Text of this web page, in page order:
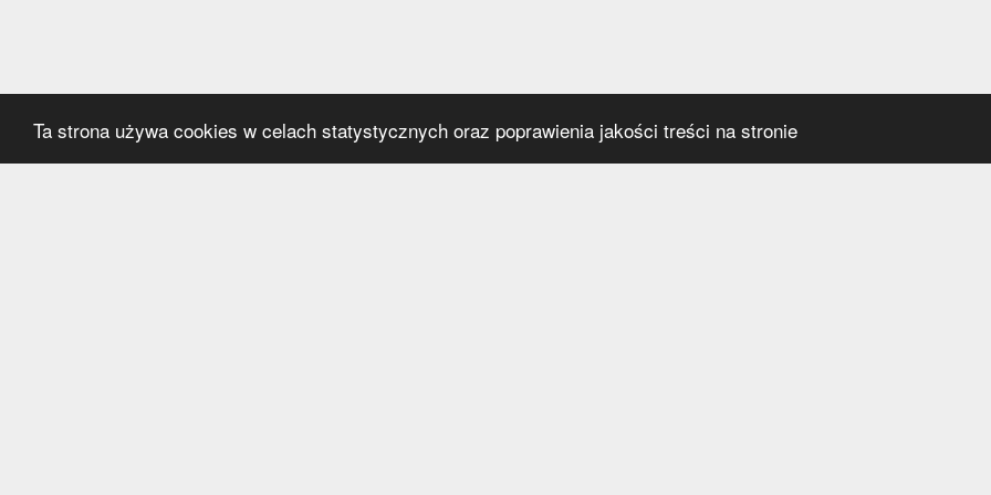
Ta strona używa cookies w celach statystycznych oraz poprawienia jakości treści na stronie